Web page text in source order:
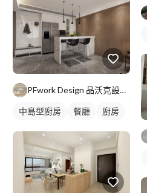
PFwork Design 品沃克設計 l 工程 安信建築經理屢約保證
中島型廚房 餐廳 廚房